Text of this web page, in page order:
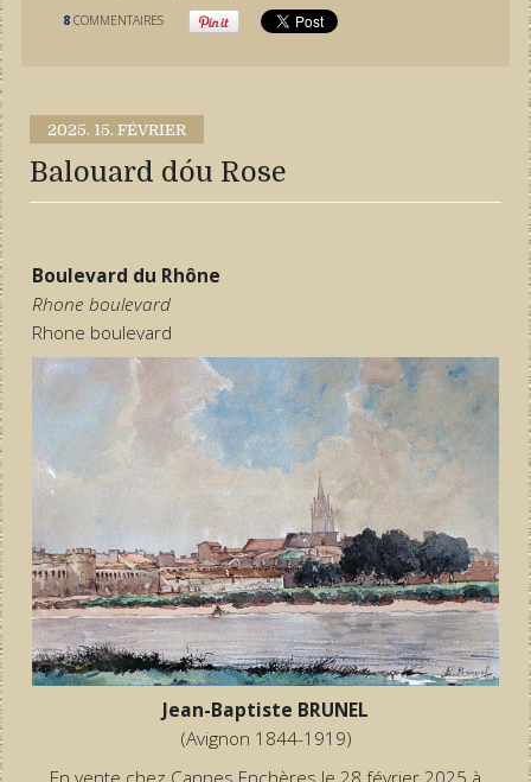
8 COMMENTAIRES
2025. 15. FÉVRIER
Balouard dóu Rose
Boulevard du Rhône
Rhone boulevard
Rhone boulevard
Jean-Baptiste BRUNEL
(Avignon 1844-1919)